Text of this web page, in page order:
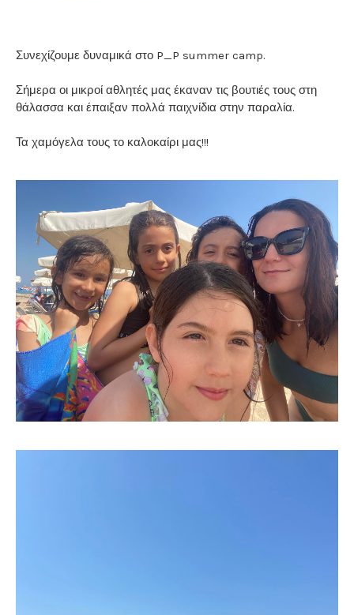
Συνεχίζουμε δυναμικά στο P_P summer camp.
Σήμερα οι μικροί αθλητές μας έκαναν τις βουτιές τους στη
θάλασσα και έπαιξαν πολλά παιχνίδια στην παραλία.
Τα χαμόγελα τους το καλοκαίρι μας!!!